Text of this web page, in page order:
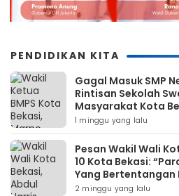
PENDIDIKAN KITA
Gagal Masuk SMP
Rintisan Sekolah
Masyarakat Kota
1 minggu yang lalu
Pesan Wakil Wali
10 Kota Bekasi:
Yang Bertentangan
Masyarakat Maupun
2 minggu yang lalu